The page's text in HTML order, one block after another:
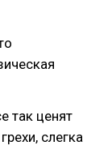
так ценят
слегка